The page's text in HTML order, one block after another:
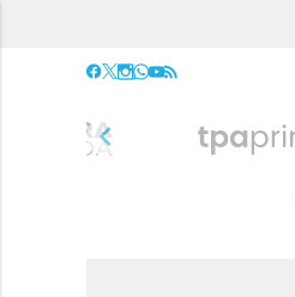
chevron_left